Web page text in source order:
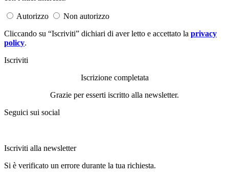
Autorizzo
Non autorizzo
Cliccando su “Iscriviti” dichiari di aver letto e accettato la privacy
policy.
Iscriviti
Iscrizione completata
Grazie per esserti iscritto alla newsletter.
Seguici sui social
Iscriviti alla newsletter
Si è verificato un errore durante la tua richiesta.